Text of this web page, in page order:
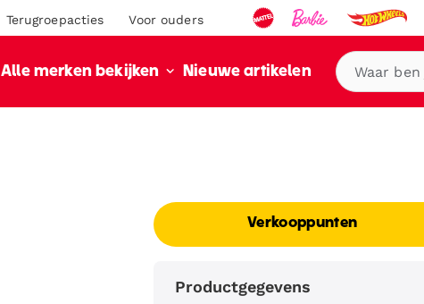
Terugroepacties Voor ouders
Alle merken bekijken Nieuwe artikelen
Verkooppunten
Productgegevens